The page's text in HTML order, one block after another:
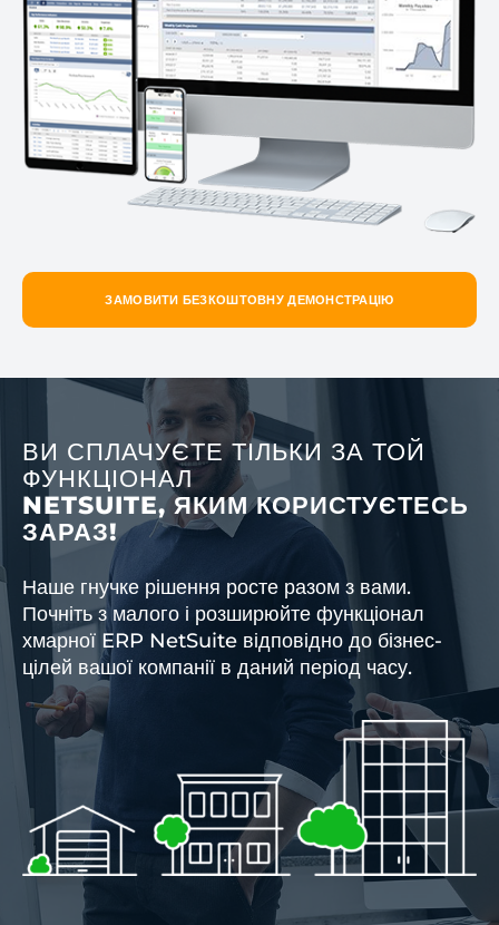
ЗАМОВИТИ БЕЗКОШТОВНУ ДЕМОНСТРАЦІЮ
ВИ СПЛАЧУЄТЕ ТІЛЬКИ ЗА ТОЙ
ФУНКЦІОНАЛ
NETSUITE, ЯКИМ КОРИСТУЄТЕСЬ
ЗАРАЗ!
Наше гнучке рішення росте разом з вами.
Почніть з малого і розширюйте функціонал
хмарної ERP NetSuite відповідно до бізнес-
цілей вашої компанії в даний період часу.